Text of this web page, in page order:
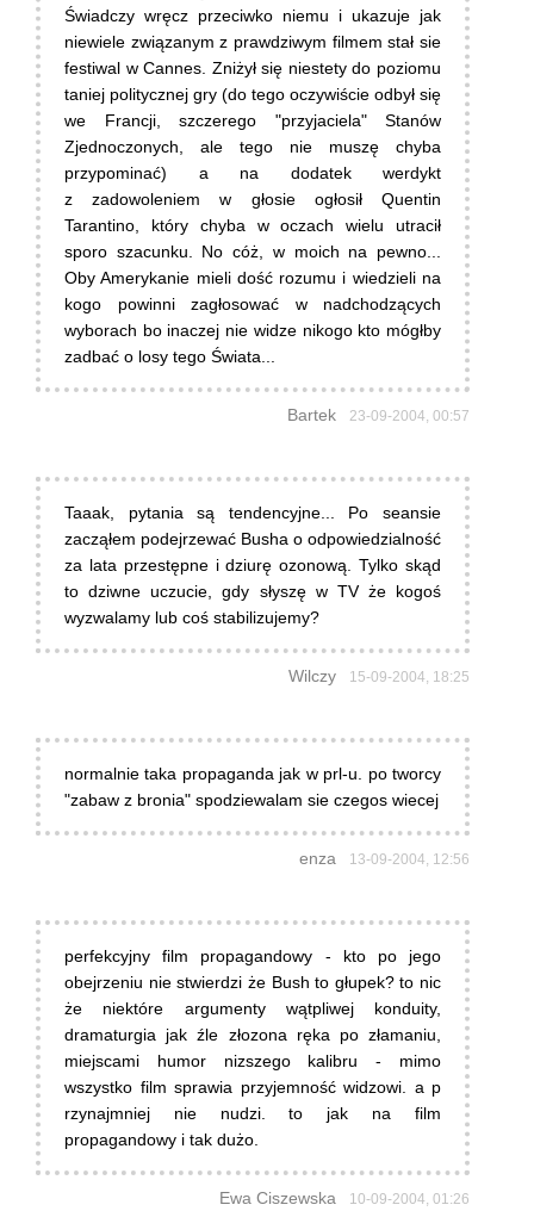
Świadczy wręcz przeciwko niemu i ukazuje jak
niewiele związanym z prawdziwym filmem stał sie
festiwal w Cannes. Zniżył się niestety do poziomu
taniej politycznej gry (do tego oczywiście odbył się
we Francji, szczerego "przyjaciela" Stanów
Zjednoczonych, ale tego nie muszę chyba
przypominać) a na dodatek werdykt
z zadowoleniem w głosie ogłosił Quentin
Tarantino, który chyba w oczach wielu utracił
sporo szacunku. No cóż, w moich na pewno...
Oby Amerykanie mieli dość rozumu i wiedzieli na
kogo powinni zagłosować w nadchodzących
wyborach bo inaczej nie widze nikogo kto mógłby
zadbać o losy tego Świata...
Bartek 23-09-2004, 00:57
Taaak, pytania są tendencyjne... Po seansie
zacząłem podejrzewać Busha o odpowiedzialność
za lata przestępne i dziurę ozonową. Tylko skąd
to dziwne uczucie, gdy słyszę w TV że kogoś
wyzwalamy lub coś stabilizujemy?
Wilczy 15-09-2004, 18:25
normalnie taka propaganda jak w prl-u. po tworcy
"zabaw z bronia" spodziewalam sie czegos wiecej
enza 13-09-2004, 12:56
perfekcyjny film propagandowy - kto po jego
obejrzeniu nie stwierdzi że Bush to głupek? to nic
że niektóre argumenty wątpliwej konduity,
dramaturgia jak źle złozona ręka po złamaniu,
miejscami humor nizszego kalibru - mimo
wszystko film sprawia przyjemność widzowi. a p
rzynajmniej nie nudzi. to jak na film
propagandowy i tak dużo.
Ewa Ciszewska 10-09-2004, 01:26